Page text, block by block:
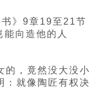
》9章19至21节
向造他的人
的，竟然没大没小
：就像陶匠有权决